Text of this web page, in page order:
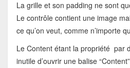
La grille et son padding ne sont
Le contrôle contient une image
ce qu’on veut, comme n’importe
Le Content étant la propriété par
inutile d’ouvrir une balise